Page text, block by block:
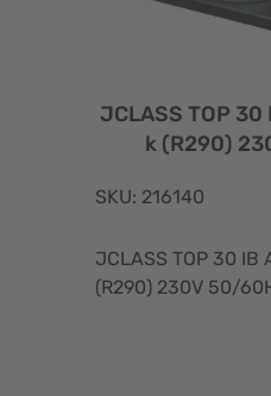
JCLASS TOP 30
k (R290)
SKU: 216140
JCLASS TOP 30 IB
(R290) 230V 50/